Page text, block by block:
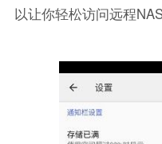
以让你轻松访问远程